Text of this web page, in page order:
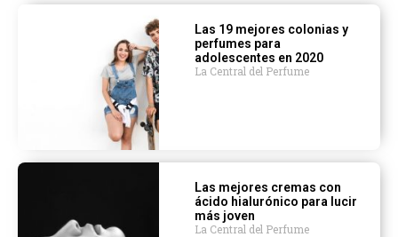
Las 19 mejores colonias y
perfumes para
adolescentes en 2020
La Central del Perfume
Las mejores cremas con
ácido hialurónico para lucir
más joven
La Central del Perfume